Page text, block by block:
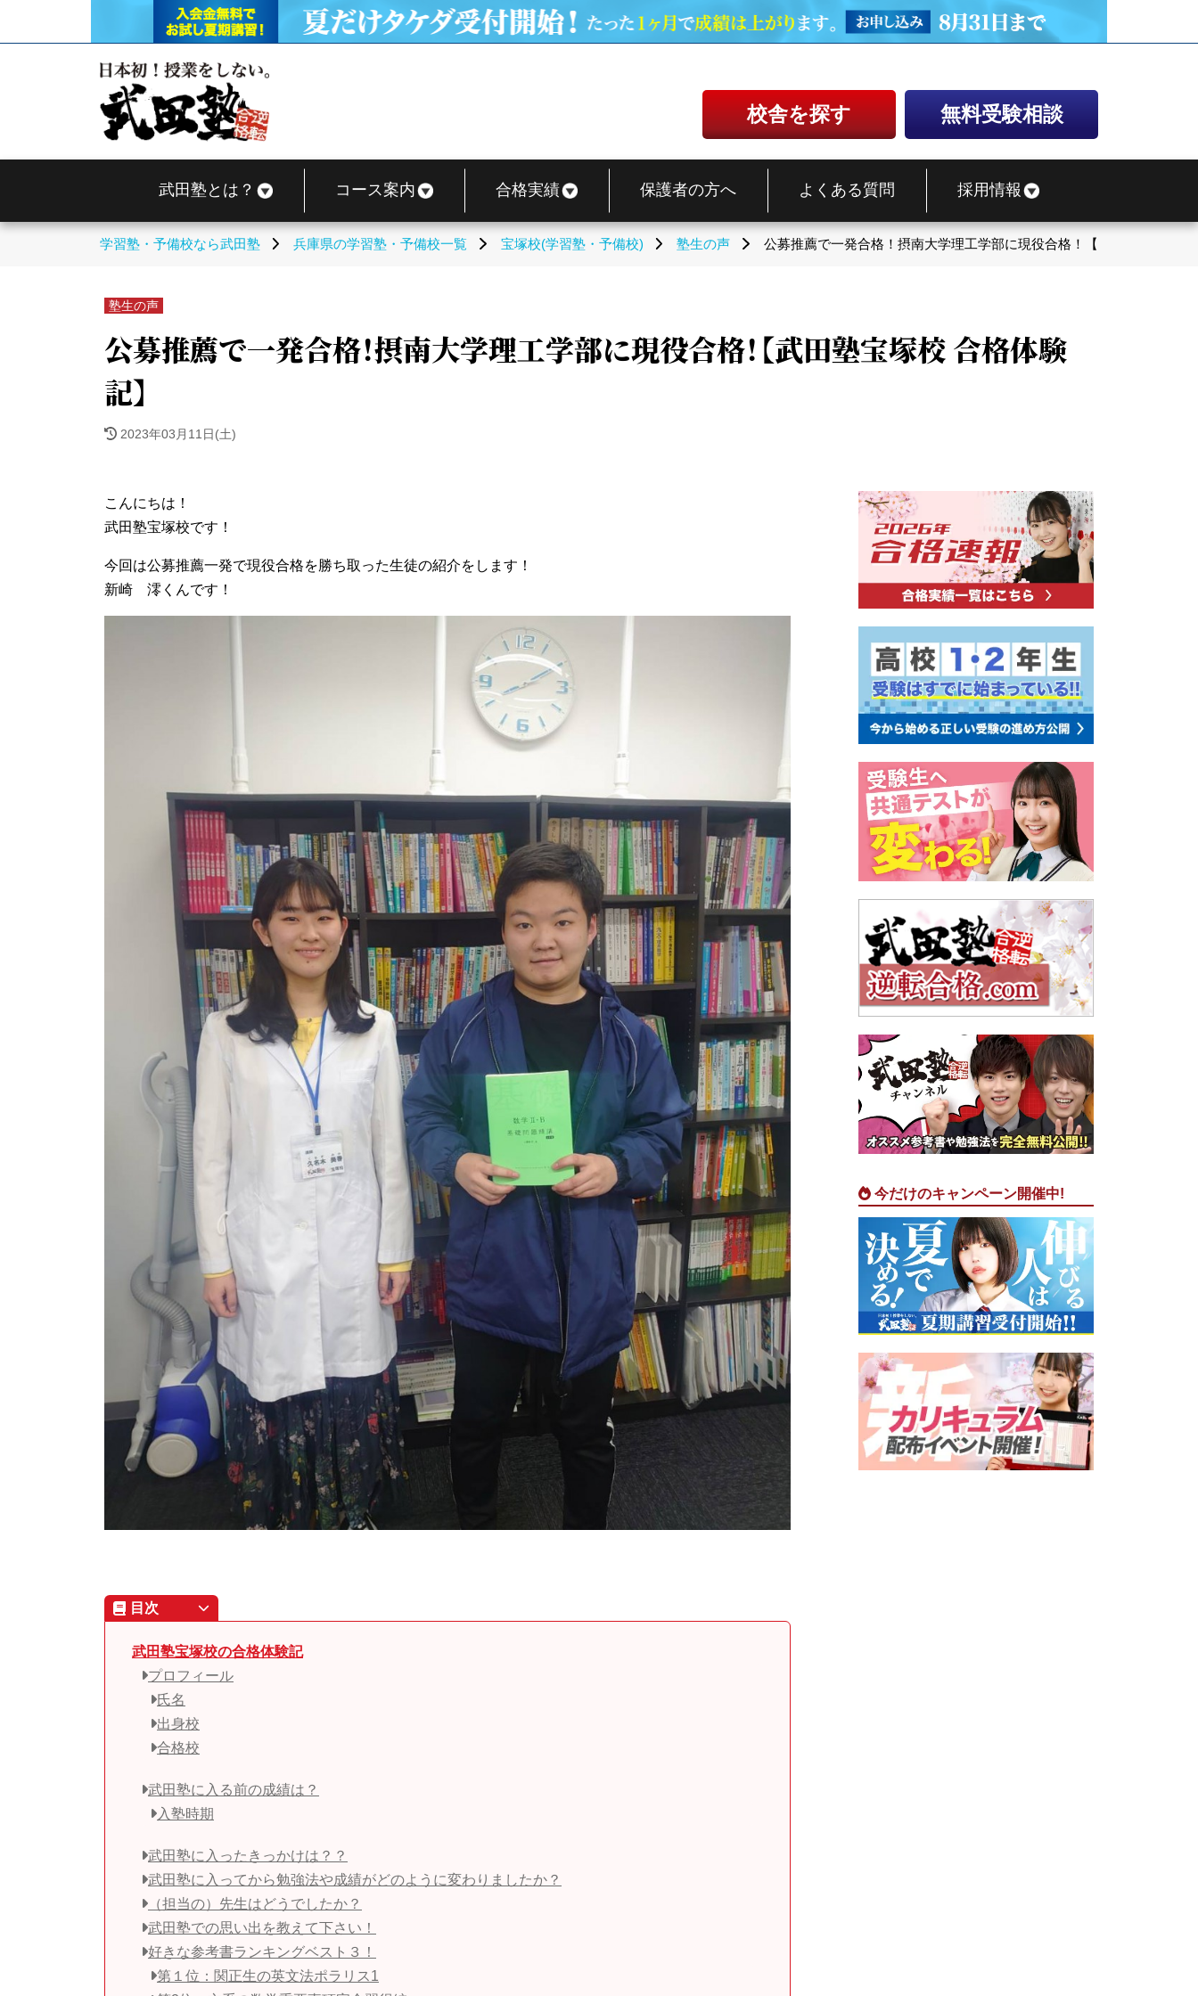
校舎を探す 無料受験相談
武田塾とは？ コース案内 合格実績 保護者の方へ よくある質問 採用情報
学習塾・予備校なら武田塾 兵庫県の学習塾・予備校一覧 宝塚校(学習塾・予備校) 塾生の声 公募推薦で一発合格！摂南大学理工学部に現役合格！【武田塾宝塚校
塾生の声
公募推薦で一発合格！摂南大学理工学部に現役合格！【武田塾宝塚校 合格体験
記】
2023年03月11日(土)
こんにちは！
武田塾宝塚校です！
今回は公募推薦一発で現役合格を勝ち取った生徒の紹介をします！
新崎 澪くんです！
目次
武田塾宝塚校の合格体験記
プロフィール
氏名
出身校
合格校
武田塾に入る前の成績は？
入塾時期
武田塾に入ったきっかけは？？
武田塾に入ってから勉強法や成績がどのように変わりましたか？
（担当の）先生はどうでしたか？
武田塾での思い出を教えて下さい！
好きな参考書ランキングベスト３！
第１位：関正生の英文法ポラリス1
今だけのキャンペーン開催中!